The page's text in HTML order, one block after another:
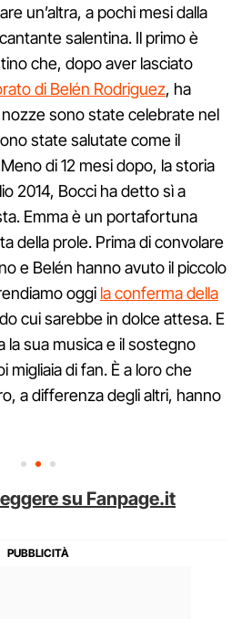
un’altra, a pochi mesi dalla
salentina. Il primo è
che, dopo aver lasciato
di Belén Rodriguez, ha
sono state celebrate nel
state salutate come il
di 12 mesi dopo, la storia
2014, Bocci ha detto sì a
Emma è un portafortuna
della prole. Prima di convolare
e Belén hanno avuto il piccolo
oggi la conferma della
cui sarebbe in dolce attesa. E
la sua musica e il sostegno
migliaia di fan. È a loro che
a differenza degli altri, hanno
su Fanpage.it